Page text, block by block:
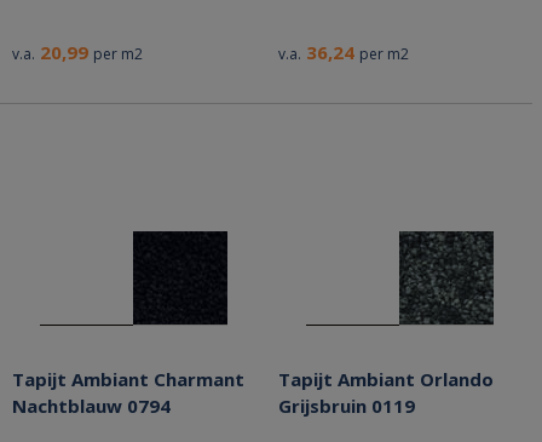
v.a. 20,99 per m2 v.a. 36,24 per m2
Tapijt Ambiant Charmant
Nachtblauw 0794
Tapijt Ambiant Orlando
Grijsbruin 0119